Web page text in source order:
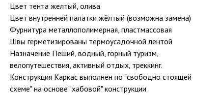
Цвет тента желтый, олива
Цвет внутренней палатки жёлтый (возможна замена)
Фурнитура металлополимерная, пластмассовая
Швы герметизированы термоусадочной лентой
Назначение Пеший, водный, горный туризм,
велопутешествия, активный отдых, треккинг.
Конструкция Каркас выполнен по "свободно стоящей
схеме" на основе "хабовой" конструкции